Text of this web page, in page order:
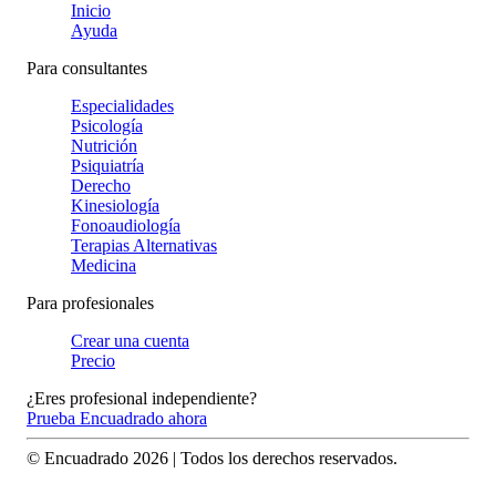
Inicio
Ayuda
Para consultantes
Especialidades
Psicología
Nutrición
Psiquiatría
Derecho
Kinesiología
Fonoaudiología
Terapias Alternativas
Medicina
Para profesionales
Crear una cuenta
Precio
¿Eres profesional independiente?
Prueba Encuadrado ahora
© Encuadrado 2026 | Todos los derechos reservados.